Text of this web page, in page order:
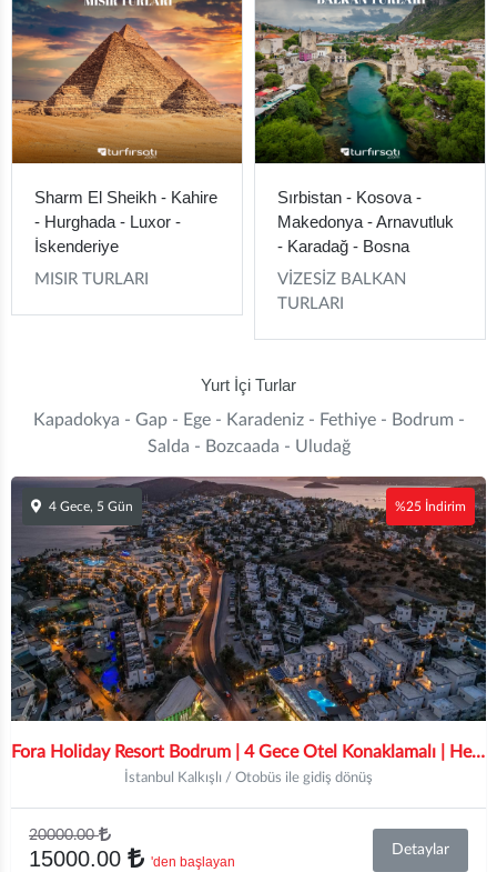
Sharm El Sheikh - Kahire
- Hurghada - Luxor -
İskenderiye
MISIR TURLARI
Sırbistan - Kosova -
Makedonya - Arnavutluk
- Karadağ - Bosna
VİZESİZ BALKAN
TURLARI
Yurt İçi Turlar
Kapadokya - Gap - Ege - Karadeniz - Fethiye - Bodrum -
Salda - Bozcaada - Uludağ
4 Gece, 5 Gün %25 İndirim
Fora Holiday Resort Bodrum | 4 Gece Otel Konaklamalı | Her Şey Dahil Konsept | İstanbul, İzmit, Bursa ve İzmir Hareketli
İstanbul Kalkışlı / Otobüs ile gidiş dönüş
20000.00
15000.00 'den başlayan
Detaylar